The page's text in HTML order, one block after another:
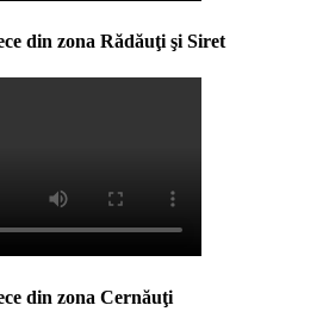
din zona Rădăuţi şi Siret
din zona Cernăuţi